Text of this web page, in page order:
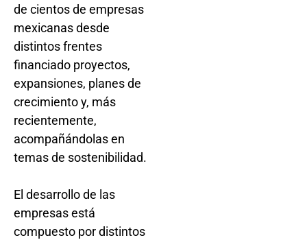
de cientos de empresas
mexicanas desde
distintos frentes
financiado proyectos,
expansiones, planes de
crecimiento y, más
recientemente,
acompañándolas en
temas de sostenibilidad.
El desarrollo de las
empresas está
compuesto por distintos